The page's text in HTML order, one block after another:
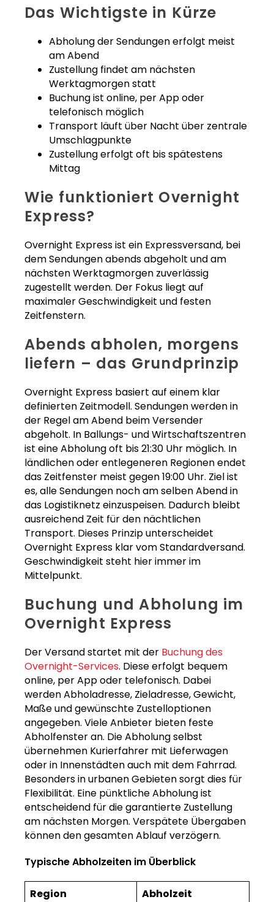
Das Wichtigste in Kürze
Abholung der Sendungen erfolgt meist
am Abend
Zustellung findet am nächsten
Werktagmorgen statt
Buchung ist online, per App oder
telefonisch möglich
Transport läuft über Nacht über zentrale
Umschlagpunkte
Zustellung erfolgt oft bis spätestens
Mittag
Wie funktioniert Overnight
Express?
Overnight Express ist ein Expressversand, bei
dem Sendungen abends abgeholt und am
nächsten Werktagmorgen zuverlässig
zugestellt werden. Der Fokus liegt auf
maximaler Geschwindigkeit und festen
Zeitfenstern.
Abends abholen, morgens
liefern – das Grundprinzip
Overnight Express basiert auf einem klar
definierten Zeitmodell. Sendungen werden in
der Regel am Abend beim Versender
abgeholt. In Ballungs- und Wirtschaftszentren
ist eine Abholung oft bis 21:30 Uhr möglich. In
ländlichen oder entlegeneren Regionen endet
das Zeitfenster meist gegen 19:00 Uhr. Ziel ist
es, alle Sendungen noch am selben Abend in
das Logistiknetz einzuspeisen. Dadurch bleibt
ausreichend Zeit für den nächtlichen
Transport. Dieses Prinzip unterscheidet
Overnight Express klar vom Standardversand.
Geschwindigkeit steht hier immer im
Mittelpunkt.
Buchung und Abholung im
Overnight Express
Der Versand startet mit der Buchung des
Overnight-Services. Diese erfolgt bequem
online, per App oder telefonisch. Dabei
werden Abholadresse, Zieladresse, Gewicht,
Maße und gewünschte Zustelloptionen
angegeben. Viele Anbieter bieten feste
Abholfenster an. Die Abholung selbst
übernehmen Kurierfahrer mit Lieferwagen
oder in Innenstädten auch mit dem Fahrrad.
Besonders in urbanen Gebieten sorgt dies für
Flexibilität. Eine pünktliche Abholung ist
entscheidend für die garantierte Zustellung
am nächsten Morgen. Verspätete Übergaben
können den gesamten Ablauf verzögern.
Typische Abholzeiten im Überblick
Region Abholzeit